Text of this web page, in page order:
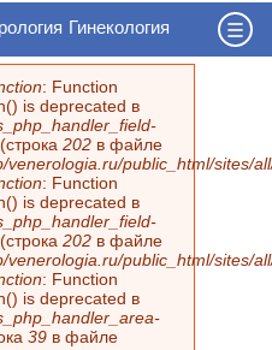
Гинекология
ошибке
: Function
is deprecated в
(строка 202 в файле
venerologia.ru/public_html/sites/
: Function
is deprecated в
(строка 202 в файле
venerologia.ru/public_html/sites/
: Function
is deprecated в
39 в файле